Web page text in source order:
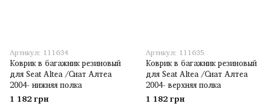
Артикул: 111634
Коврик в багажник резиновый
для Seat Altea /Сиат Алтеа
2004- нижняя полка
1 182 грн
Артикул: 111635
Коврик в багажник резиновый
для Seat Altea /Сиат Алтеа
2004- верхняя полка
1 182 грн